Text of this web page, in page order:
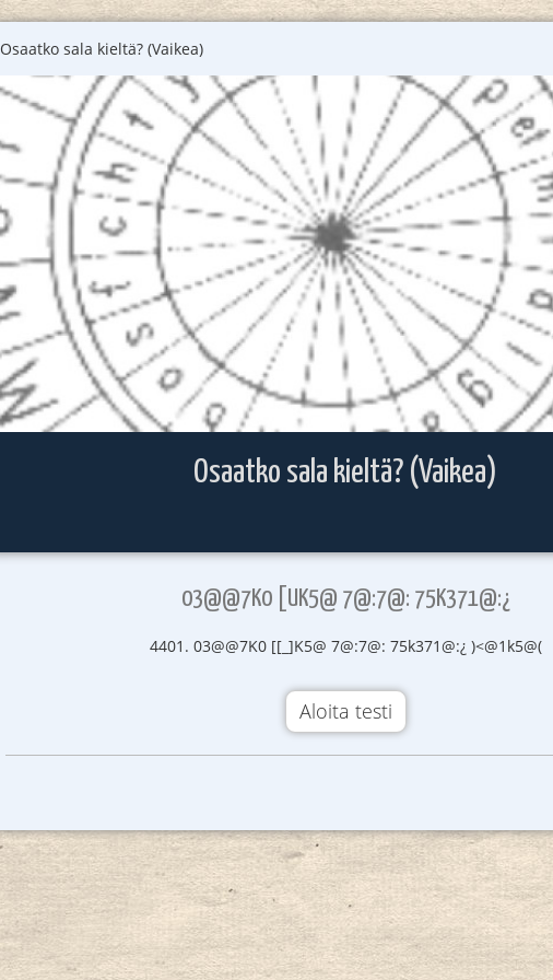
Osaatko sala kieltä? (Vaikea)
Osaatko sala kieltä? (Vaikea)
03@@7K0 [UK5@ 7@:7@: 75K371@:¿
4401. 03@@7K0 [[_]K5@ 7@:7@: 75k371@:¿ )<@1k5@(
Aloita testi